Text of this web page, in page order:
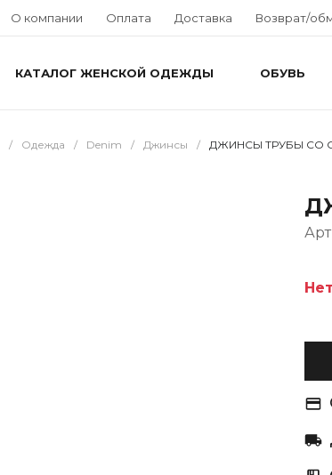
О компании Оплата Доставка Возврат/
КАТАЛОГ ЖЕНСКОЙ ОДЕЖДЫ ОБУВЬ
/ Одежда / Denim / Джинсы / ДЖИНСЫ ТРУБЫ СО